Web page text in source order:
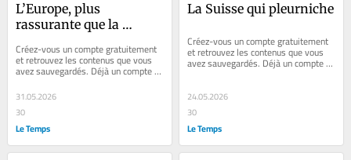
L’Europe, plus
rassurante que la
Créez-vous un compte gratuitement
et retrouvez les contenus que vous
avez sauvegardés. Déjà un compte ?
Se connecter Faites plaisir à vos...
31.05.2026
30
Le Temps
La Suisse qui pleurniche
Créez-vous un compte gratuitement
et retrouvez les contenus que vous
avez sauvegardés. Déjà un compte ?
Se connecter Faites plaisir à vos...
24.05.2026
30
Le Temps